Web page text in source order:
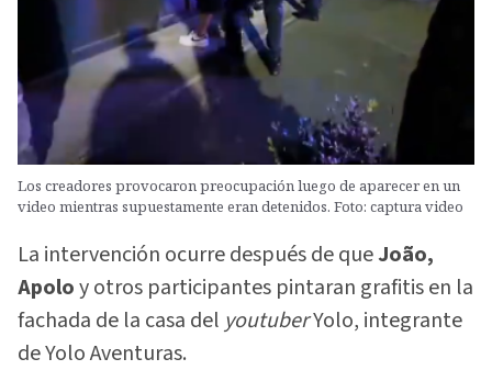
Los creadores provocaron preocupación luego de aparecer en un
video mientras supuestamente eran detenidos. Foto: captura video
La intervención ocurre después de queJoão,
Apoloy otros participantes pintaran grafitis en la
fachada de la casa del youtuberYolo, integrante
de Yolo Aventuras.